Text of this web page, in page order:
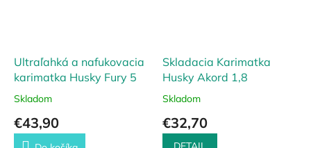
Ultraľahká a nafukovacia
karimatka Husky Fury 5
Skladom
€43,90
Skladacia Karimatka
Husky Akord 1,8
Skladom
€32,70